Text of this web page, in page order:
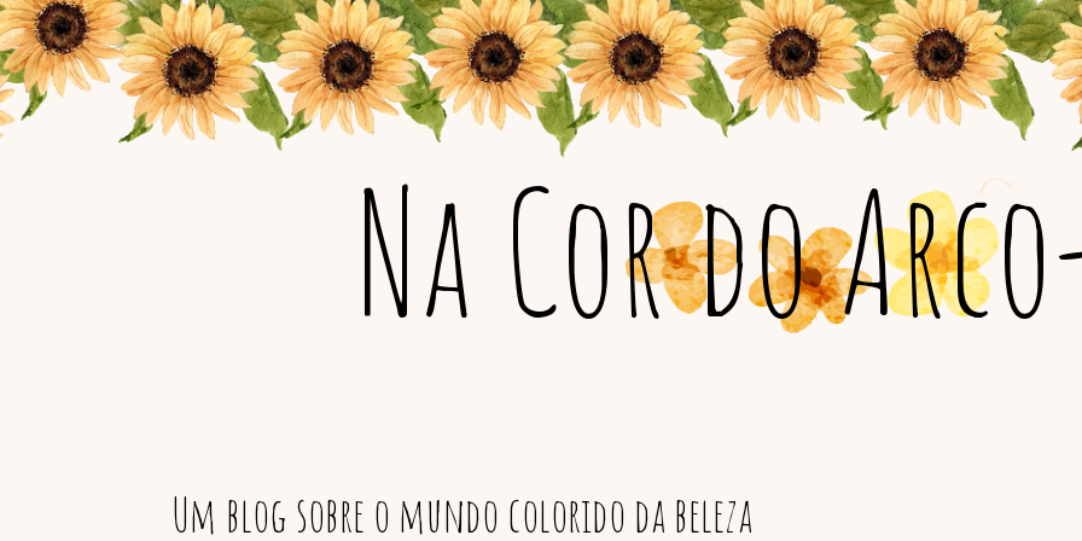
Na Cor do
Um blog sobre o mundo colorido da beleza